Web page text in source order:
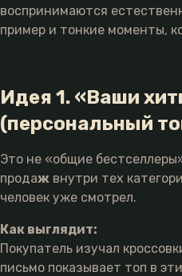
воспринимаются
пример и тонкие моменты,
Идея 1. «Ваши
(персональный
Это не «общие
продаж внутри тех
человек уже смотрел.
Как выглядит:
Покупатель изучал
письмо показывает топ в